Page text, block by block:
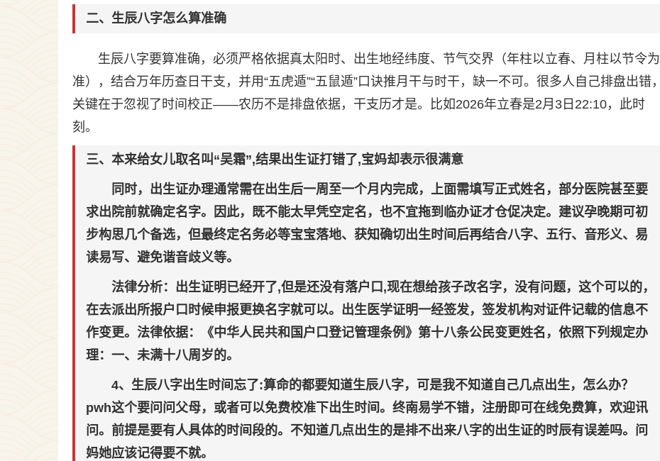
二、生辰八字怎么算准确
生辰八字要算准确，必须严格依据真太阳时、出生地经纬度、节气交界（年柱以立春、月柱以节令为
准），结合万年历查日干支，并用“五虎遁”“五鼠遁”口诀推月干与时干，缺一不可。很多人自己排盘出错，
关键在于忽视了时间校正——农历不是排盘依据，干支历才是。比如2026年立春是2月3日22:10，此时
刻。
三、本来给女儿取名叫“吴霜”,结果出生证打错了,宝妈却表示很满意
同时，出生证办理通常需在出生后一周至一个月内完成，上面需填写正式姓名，部分医院甚至要
求出院前就确定名字。因此，既不能太早凭空定名，也不宜拖到临办证才仓促决定。建议孕晚期可初
步构思几个备选，但最终定名务必等宝宝落地、获知确切出生时间后再结合八字、五行、音形义、易
读易写、避免谐音歧义等。
法律分析：出生证明已经开了,但是还没有落户口,现在想给孩子改名字，没有问题，这个可以的，
在去派出所报户口时候申报更换名字就可以。出生医学证明一经签发，签发机构对证件记载的信息不
作变更。法律依据：《中华人民共和国户口登记管理条例》第十八条公民变更姓名，依照下列规定办
理：一、未满十八周岁的。
4、生辰八字出生时间忘了:算命的都要知道生辰八字，可是我不知道自己几点出生，怎么办？
pwh这个要问问父母，或者可以免费校准下出生时间。终南易学不错，注册即可在线免费算，欢迎讯
问。前提是要有人具体的时间段的。不知道几点出生的是排不出来八字的出生证的时辰有误差吗。问
妈她应该记得要不就。